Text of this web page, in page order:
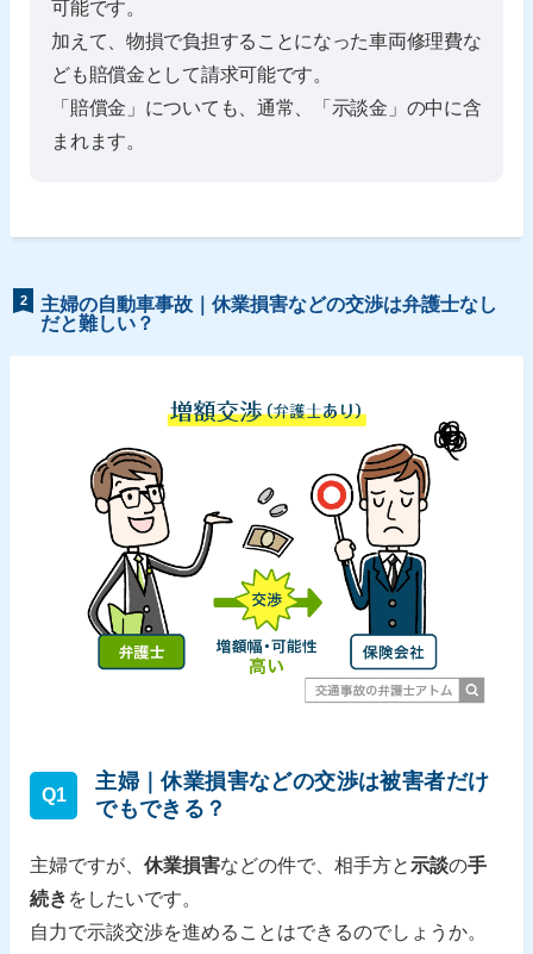
可能です。
加えて、物損で負担することになった車両修理費な
ども賠償金として請求可能です。
「賠償金」についても、通常、「示談金」の中に含
まれます。
2
主婦の自動車事故｜休業損害などの交渉は弁護士なし
だと難しい？
Q1
主婦｜休業損害などの交渉は被害者だけ
でもできる？
主婦ですが、休業損害などの件で、相手方と示談の手
続き をしたいです。
自力で示談交渉を進めることはできるのでしょうか。